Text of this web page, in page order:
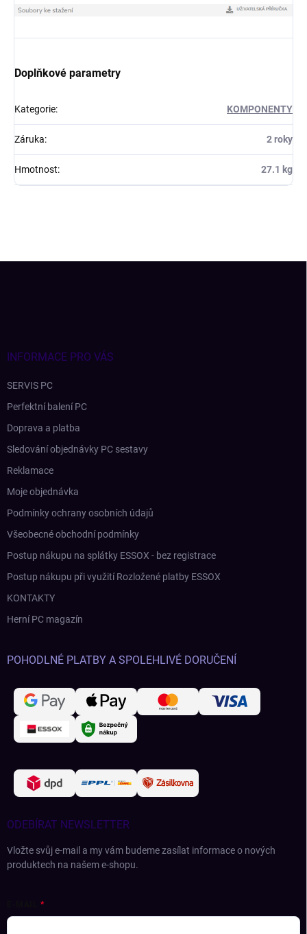
Doplňkové parametry
Kategorie: KOMPONENTY
Záruka: 2 roky
Hmotnost: 27.1 kg
INFORMACE PRO VÁS
SERVIS PC
Perfektní balení PC
Doprava a platba
Sledování objednávky PC sestavy
Reklamace
Moje objednávka
Podmínky ochrany osobních údajů
Všeobecné obchodní podmínky
Postup nákupu na splátky ESSOX - bez registrace
Postup nákupu při využití Rozložené platby ESSOX
KONTAKTY
Herní PC magazín
POHODLNÉ PLATBY A SPOLEHLIVÉ DORUČENÍ
ODEBÍRAT NEWSLETTER
Vložte svůj e-mail a my vám budeme zasílat informace o nových
produktech na našem e-shopu.